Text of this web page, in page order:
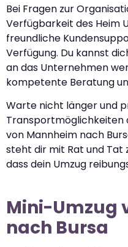
Bei Fragen zur
Verfügbarkeit des Heim
freundliche
Verfügung. Du kannst
an das Unternehmen
kompetente Beratung
Warte nicht länger und
Transportmöglichkeiten
von Mannheim nach
steht dir mit Rat und Tat
dass dein Umzug
Mini-Umzug
nach Bursa